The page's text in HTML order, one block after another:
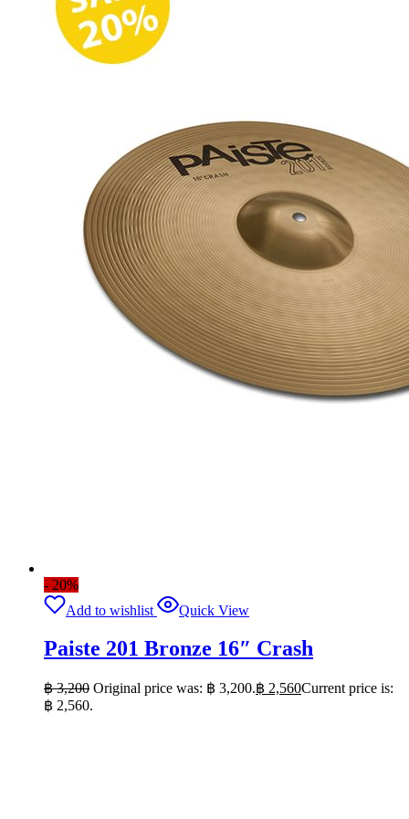
- 20%
Add to wishlist
Quick View
Paiste 201 Bronze 16″ Crash
฿3,200 Original price was: ฿ 3,200.฿ 2,560Current price is:
฿ 2,560.